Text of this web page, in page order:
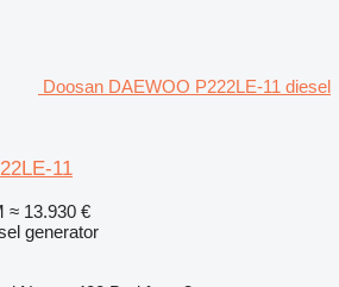
Doosan DAEWOO P222LE-11 diesel
11
≈ 13.930 €
generator